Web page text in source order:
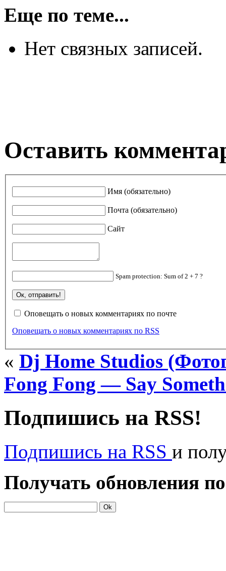
Еще по теме...
Нет связных записей.
Оставить
Имя (обязательно)
Почта (обязательно)
Сайт
Spam protection: Sum of 2 + 7 ?
Оповещать о новых комментариях по почте
Оповещать о новых комментариях по RSS
« Dj Home Studios
Fong Fong — Say
Подпишись на RSS!
Подпишись на RSS и
Получать обновления